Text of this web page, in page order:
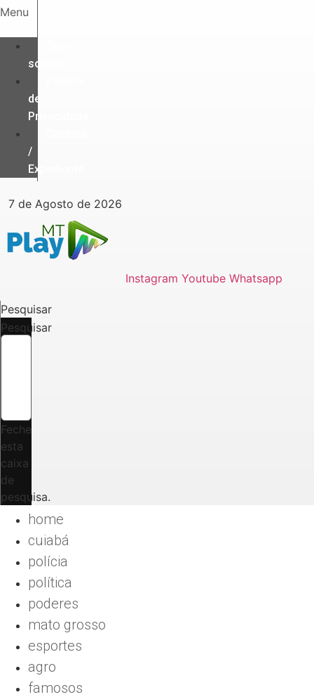
Ir
o
conteúdo
Menu
somos
de
Privacidade
/
Expediente
7 de Agosto de 2026
Instagram Youtube Whatsapp
Pesquisar
Pesquisar
Feche
esta
caixa
de
pesquisa.
home
cuiabá
polícia
política
poderes
mato grosso
esportes
agro
famosos